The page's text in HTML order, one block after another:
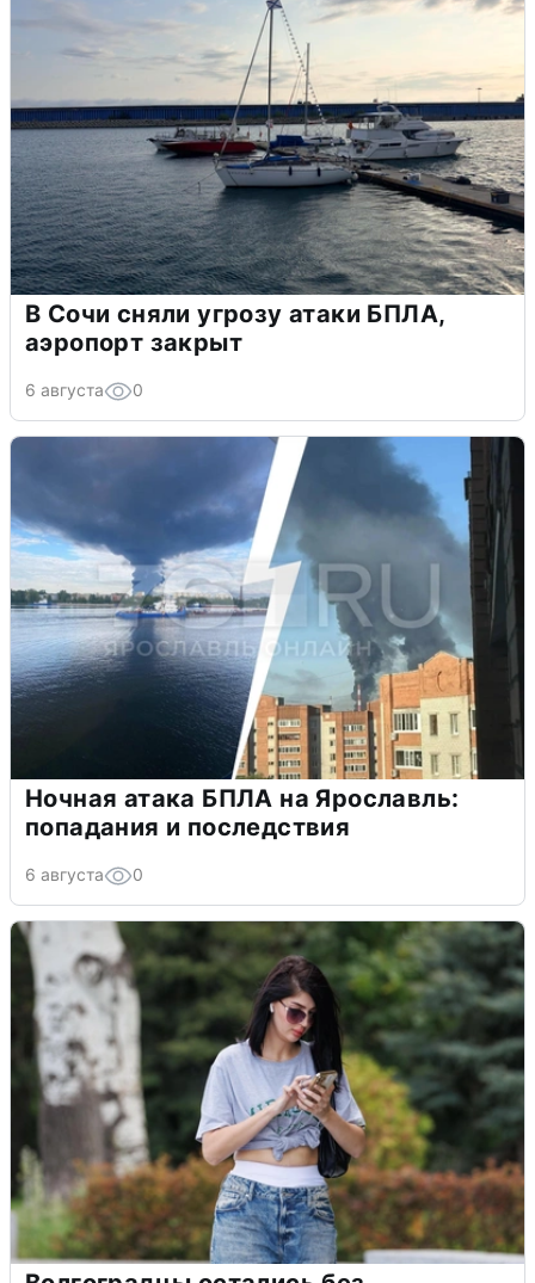
В Сочи сняли угрозу атаки БПЛА,
аэропорт закрыт
6 августа 0
Ночная атака БПЛА на Ярославль:
попадания и последствия
6 августа 0